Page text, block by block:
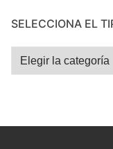
SELECCIONA EL
Selecciona
programa